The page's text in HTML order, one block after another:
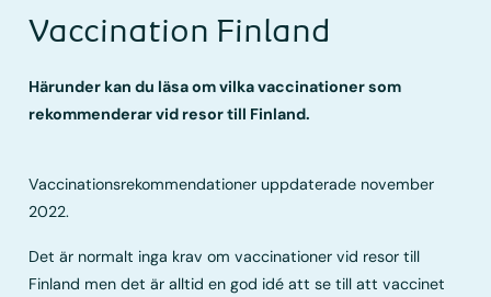
Vaccination Finland
Härunder kan du läsa om vilka vaccinationer som
rekommenderar vid resor till Finland.
Vaccinationsrekommendationer uppdaterade november
2022.
Det är normalt inga krav om vaccinationer vid resor till
Finland men det är alltid en god idé att se till att vaccinet